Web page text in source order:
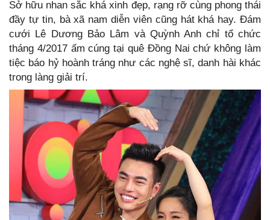
Sở hữu nhan sắc khá xinh đẹp, rạng rỡ cùng phong thái
đầy tự tin, bà xã nam diễn viên cũng hát khá hay. Đám
cưới Lê Dương Bảo Lâm và Quỳnh Anh chỉ tổ chức
tháng 4/2017 ấm cúng tại quê Đồng Nai chứ không làm
tiệc báo hỷ hoành tráng như các nghệ sĩ, danh hài khác
trong làng giải trí.